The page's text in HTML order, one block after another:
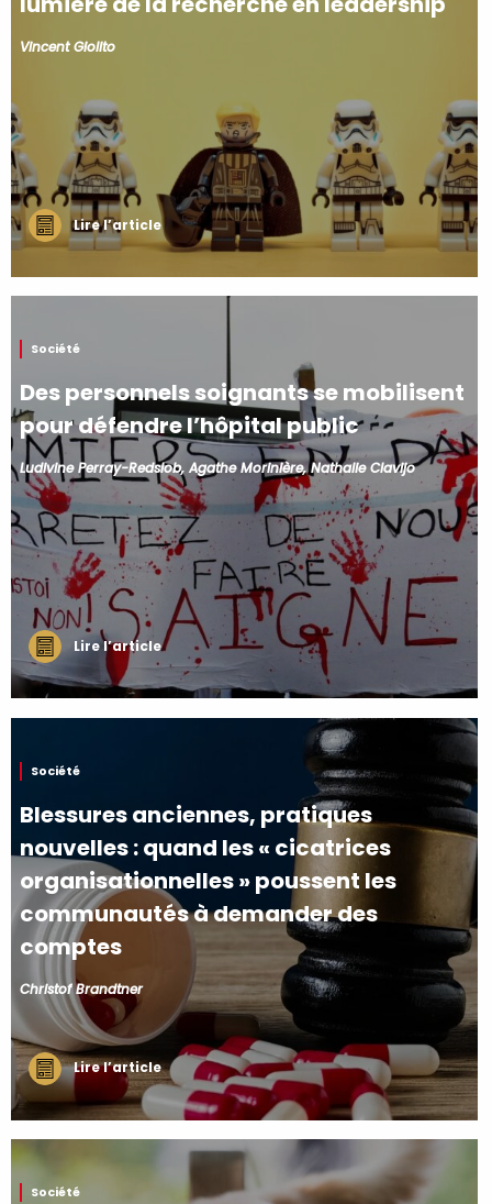
Vincent Giolito
Lire l’article
Société
Des personnels soignants se mobilisent
pour défendre l’hôpital public
Ludivine Perray-Redslob, Agathe Morinière, Nathalie Clavijo
Lire l’article
Société
Blessures anciennes, pratiques
nouvelles : quand les « cicatrices
organisationnelles » poussent les
communautés à demander des
comptes
Christof Brandtner
Lire l’article
Société